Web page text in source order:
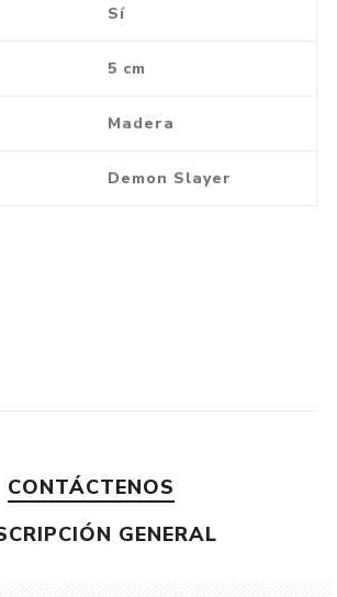
Sí
5 cm
Madera
Demon Slayer
CONTÁCTENOS
GENERAL